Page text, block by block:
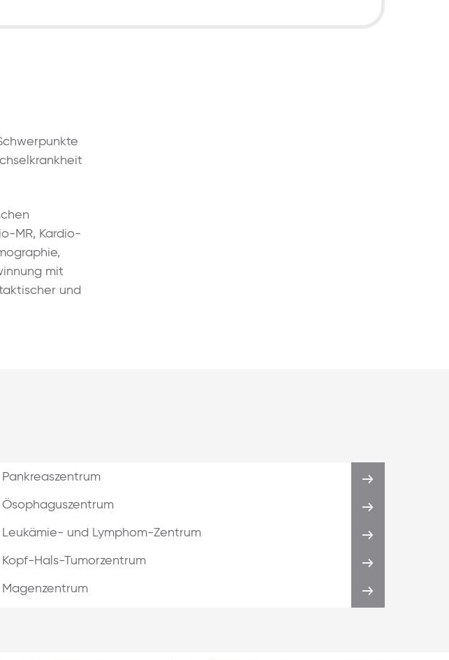
MR, Kardio-
mit
und
Pankreaszentrum
Ösophaguszentrum
Leukämie- und Lymphom-Zentrum
Kopf-Hals-Tumorzentrum
Magenzentrum